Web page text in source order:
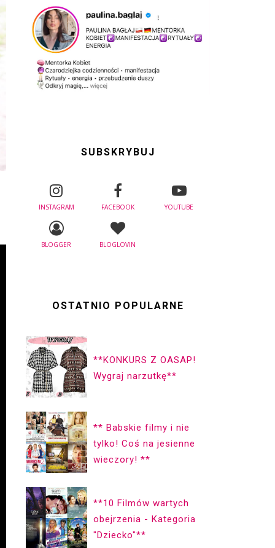
SUBSKRYBUJ
INSTAGRAM FACEBOOK YOUTUBE
BLOGGER BLOGLOVIN
OSTATNIO POPULARNE
**KONKURS Z OASAP!
Wygraj narzutkę**
** Babskie filmy i nie
tylko! Coś na jesienne
wieczory! **
**10 Filmów wartych
obejrzenia - Kategoria
"Dziecko"**